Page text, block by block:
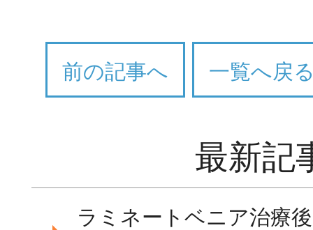
前の記事へ 一覧へ戻
最新記
ラミネートベニア治療